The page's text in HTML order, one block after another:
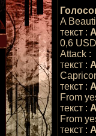
A
текст :
0,6
Attack :
текст :
текст :
From
текст :
From
текст :